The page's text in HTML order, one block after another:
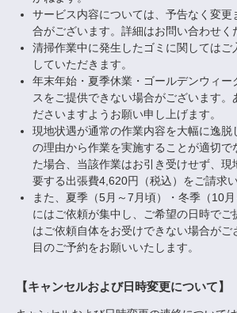
サービス内容については、予告なく変更
合がございます。詳細はお問い合わせく
清掃作業中に発生したゴミに関してはご
していただきます。
年末年始・夏季休業・ゴールデンウィー
スをご提供できない場合がございます。
ださいますようお願い申し上げます。
現地状遇が通常の作業内容を大幅に逸脱
の理由から作業を実施することが適切で
た場合、当該作業はお引き受けせず、現
要する出張費4,620円（税込）をご請求い
また、夏季（5月～7月頃）・冬季（10
にはご依頼が集中し、ご希望の日時でご
はご依頼自体をお受けできない場合がご
目のご予約をお願いいたします。
【キャンセルおよび日時変更について】